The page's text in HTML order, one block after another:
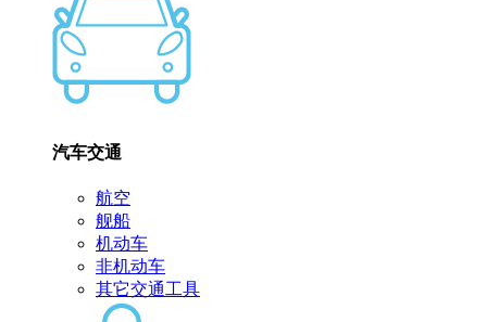
汽车交通
航空
舰船
机动车
非机动车
其它交通工具